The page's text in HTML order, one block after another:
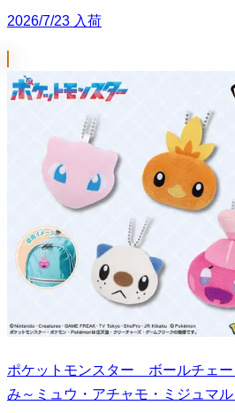
2026/7/23 入荷
ポケットモンスター ボールチェー
み～ミュウ・アチャモ・ミジュマ